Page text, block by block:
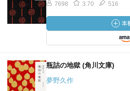
7698 3.70 516
瓶詰の地獄 (角川文庫)
夢野久作